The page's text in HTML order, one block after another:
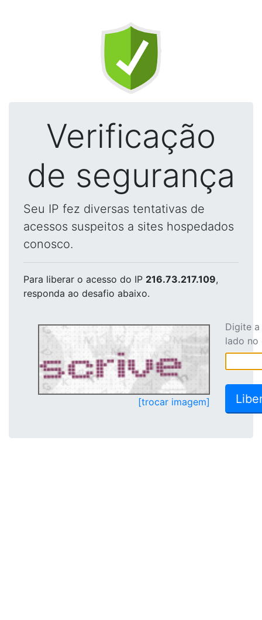
Verificação
de segurança
Seu IP fez diversas tentativas de
acessos suspeitos a sites hospedados
conosco.
Para liberar o acesso do IP 216.73.217.109,
responda ao desafio abaixo.
[trocar imagem]
Digite
lado no